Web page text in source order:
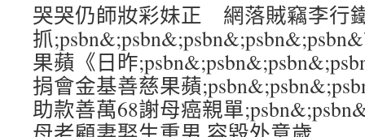
哭哭仍師妝彩妹正 網落賊竊李
抓
果蘋《日昨
捐會金基善慈果蘋
助款善萬68謝母癌親單